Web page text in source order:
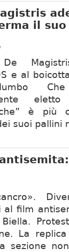
il
e al
è più
suoi
al film
La replica
sezione